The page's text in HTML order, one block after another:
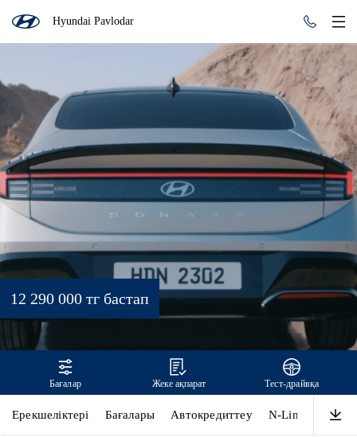
Hyundai Pavlodar
SONATA
12 290 000 тг бастап
Бағалар Жеке ақпарат Тест-драйвқа
Ерекшеліктері Бағалары Автокредиттеу N-Line